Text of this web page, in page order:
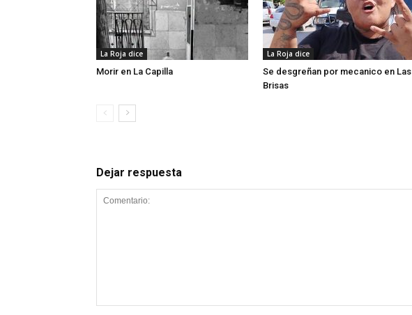
La Roja dice
Morir en La Capilla
La Roja dice
Se desgreñan por mecanico en Las
Brisas
Dejar respuesta